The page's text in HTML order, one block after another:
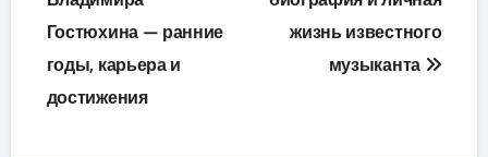
записям
Гостюхина — ранние
годы, карьера и
достижения
жизнь известного
музыканта